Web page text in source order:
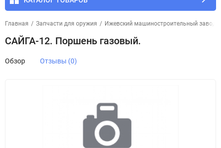
Главная / Запчасти для оружия / Ижевский машиностроительный завод
САЙГА-12. Поршень газовый.
Обзор Отзывы (0)